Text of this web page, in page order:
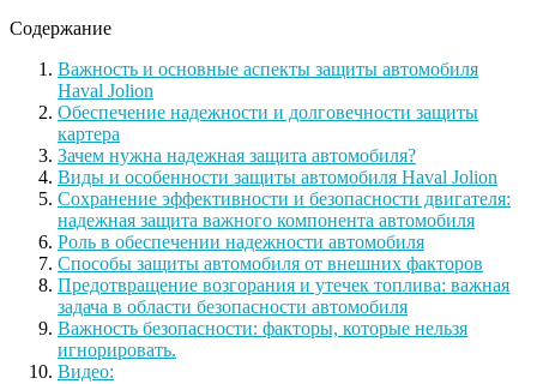
Содержание
Важность и основные аспекты защиты автомобиля
Haval Jolion
Обеспечение надежности и долговечности защиты
картера
Зачем нужна надежная защита автомобиля?
Виды и особенности защиты автомобиля Haval Jolion
Сохранение эффективности и безопасности двигателя:
надежная защита важного компонента автомобиля
Роль в обеспечении надежности автомобиля
Способы защиты автомобиля от внешних факторов
Предотвращение возгорания и утечек топлива: важная
задача в области безопасности автомобиля
Важность безопасности: факторы, которые нельзя
игнорировать.
Видео: